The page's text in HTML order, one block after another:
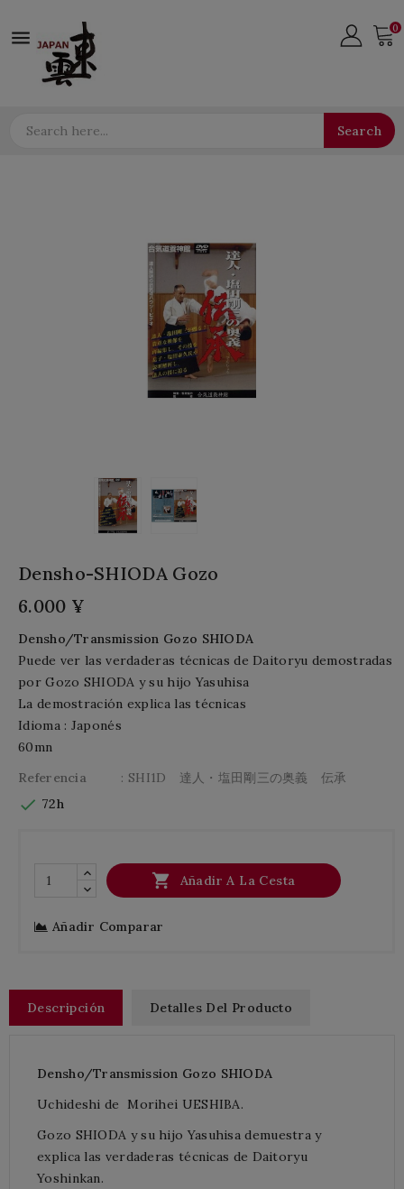
 0
Search
Densho-SHIODA Gozo
6.000 ¥
Densho/Transmission Gozo SHIODA
Puede ver las verdaderas técnicas de Daitoryu demostradas
por Gozo SHIODA y su hijo Yasuhisa
La demostración explica las técnicas
Idioma : Japonés
60mn
Referencia
: SHI1D 達人・塩田剛三の奥義 伝承
 72h
 Añadir A La Cesta
Añadir Comparar
Descripción Detalles Del Producto
Densho/Transmission Gozo SHIODA
Uchideshi de Morihei UESHIBA.
Gozo SHIODA y su hijo Yasuhisa demuestra y
explica las verdaderas técnicas de Daitoryu
Yoshinkan.